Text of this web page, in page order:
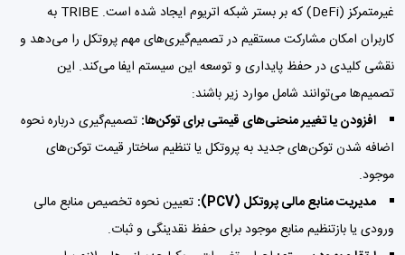
غیرمتمرکز (DeFi)
که بر بستر شبکه اتریوم ایجاد شده است. TRIBE به
کاربران امکان مشارکت مستقیم در تصمیم‌گیری‌های مهم پروتکل را می‌دهد و
نقشی کلیدی در حفظ پایداری و توسعه این سیستم ایفا می‌کند. این
تصمیم‌ها می‌توانند شامل موارد زیر باشند:
افزودن یا تغییر منحنی‌های قیمتی برای توکن‌ها: تصمیم‌گیری درباره نحوه
اضافه شدن توکن‌های جدید به پروتکل یا تنظیم ساختار قیمت توکن‌های
موجود.
مدیریت منابع مالی پروتکل (PCV):
تعیین نحوه تخصیص منابع مالی
ورودی یا بازتنظیم منابع موجود برای حفظ نقدینگی و ثبات.